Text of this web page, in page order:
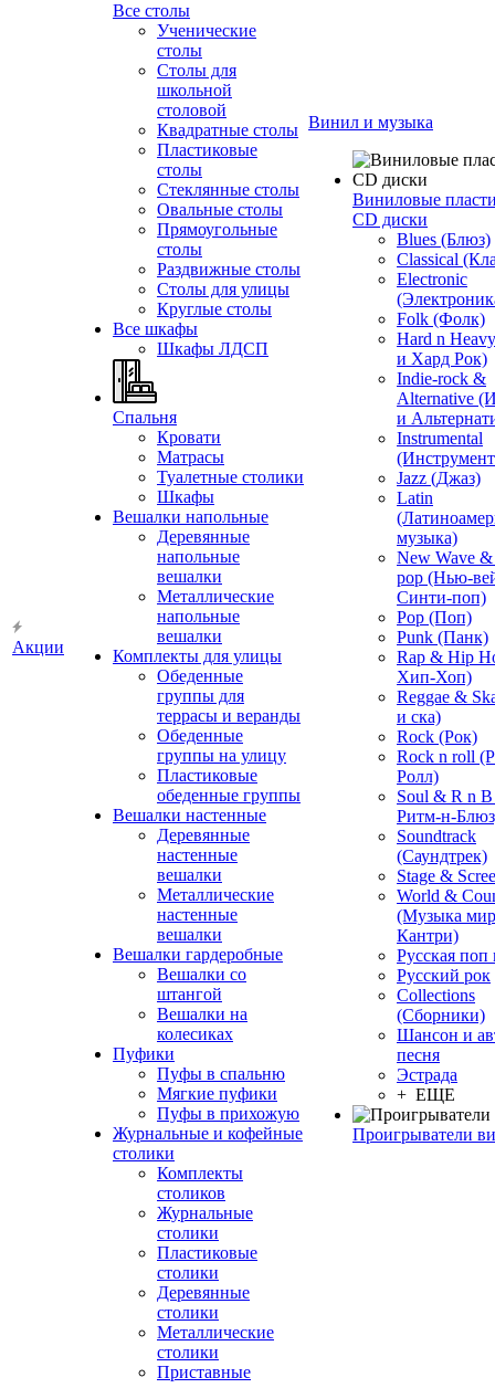
Акции
Все столы
Ученические
столы
Столы для
школьной
столовой
Квадратные столы
Пластиковые
столы
Стеклянные столы
Овальные столы
Прямоугольные
столы
Раздвижные столы
Столы для улицы
Круглые столы
Все шкафы
Шкафы ЛДСП
Спальня
Кровати
Матрасы
Туалетные столики
Шкафы
Вешалки напольные
Деревянные
напольные
вешалки
Металлические
напольные
вешалки
Комплекты для улицы
Обеденные
группы для
террасы и веранды
Обеденные
группы на улицу
Пластиковые
обеденные группы
Вешалки настенные
Деревянные
настенные
вешалки
Металлические
настенные
вешалки
Вешалки гардеробные
Вешалки со
штангой
Вешалки на
колесиках
Пуфики
Пуфы в спальню
Мягкие пуфики
Пуфы в прихожую
Журнальные и кофейные
столики
Комплекты
столиков
Журнальные
столики
Пластиковые
столики
Деревянные
столики
Металлические
столики
Приставные
Винил и музыка
Виниловые
CD диски
Blues (Блюз)
Classical
Electronic
Folk (Фолк)
Hard n
и Хард Рок)
Indie-rock &
Alternative
и
Instrumental
Jazz (Джаз)
Latin
музыка)
New Wave
pop (Нью-
Синти-поп)
Pop (Поп)
Punk (Панк)
Rap & Hip
Хип-Хоп)
Reggae &
и ска)
Rock (Рок)
Rock n roll
Ролл)
Soul & R n
Ритм-н-
Soundtrack
(Саундтрек)
Stage &
World &
(Музыка
Кантри)
Русская поп
Русский рок
Сollections
(Сборники)
Шансон и
песня
Эстрада
+ ЕЩЕ
Проигрыватели